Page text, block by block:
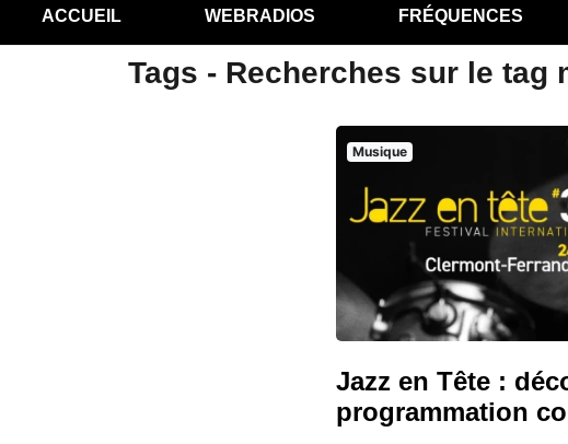
ACCUEIL WEBRADIOS FRÉQUENCES
Tags - Recherches sur le tag
Musique
Jazz en Tête :
programmation